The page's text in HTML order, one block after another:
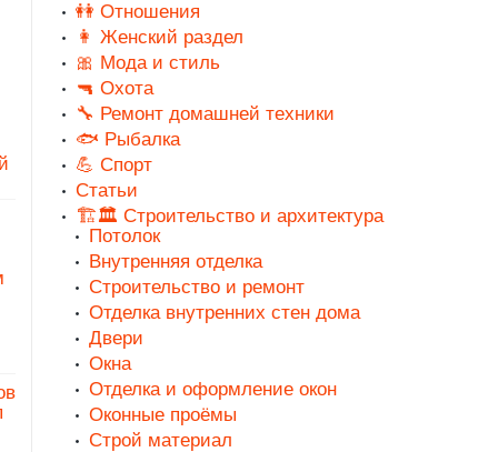
👭 Отношения
👩 Женский раздел
🎀 Мода и стиль
🔫 Охота
🔧 Ремонт домашней техники
🐟 Рыбалка
💪 Спорт
Статьи
🏗️🏛️ Строительство и архитектура
Потолок
Внутренняя отделка
Строительство и ремонт
Отделка внутренних стен дома
Двери
Окна
Отделка и оформление окон
Оконные проёмы
Строй материал